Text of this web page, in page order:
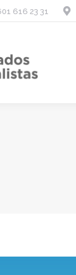
616 23 31